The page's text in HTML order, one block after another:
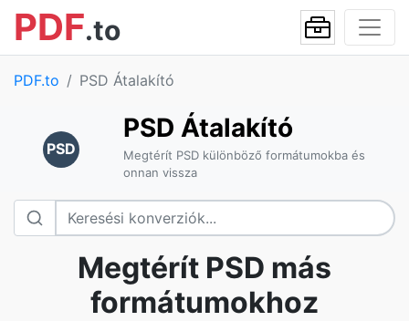
PDF.to
PDF.to PSD Átalakító
PSD
PSD Átalakító
Megtérít PSD különböző formátumokba és
onnan vissza
Megtérít PSD más
formátumokhoz